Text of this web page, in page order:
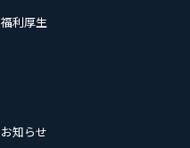
福利厚生
お知らせ